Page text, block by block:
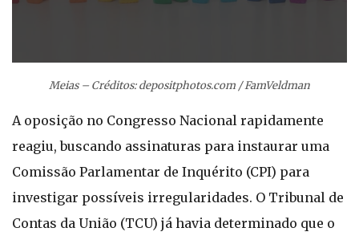
Meias – Créditos: depositphotos.com / FamVeldman
A oposição no Congresso Nacional rapidamente
reagiu, buscando assinaturas para instaurar uma
Comissão Parlamentar de Inquérito (CPI) para
investigar possíveis irregularidades. O Tribunal de
Contas da União (TCU) já havia determinado que o